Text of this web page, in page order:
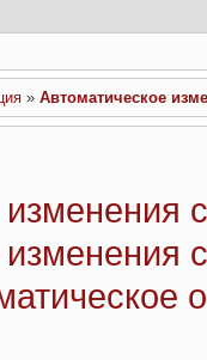
»Автоматическое